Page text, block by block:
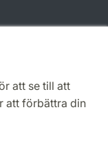
att se till att
att förbättra din